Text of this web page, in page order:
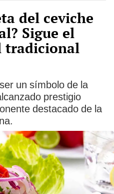
del ceviche
Sigue el
tradicional
un símbolo de la
prestigio
destacado de la